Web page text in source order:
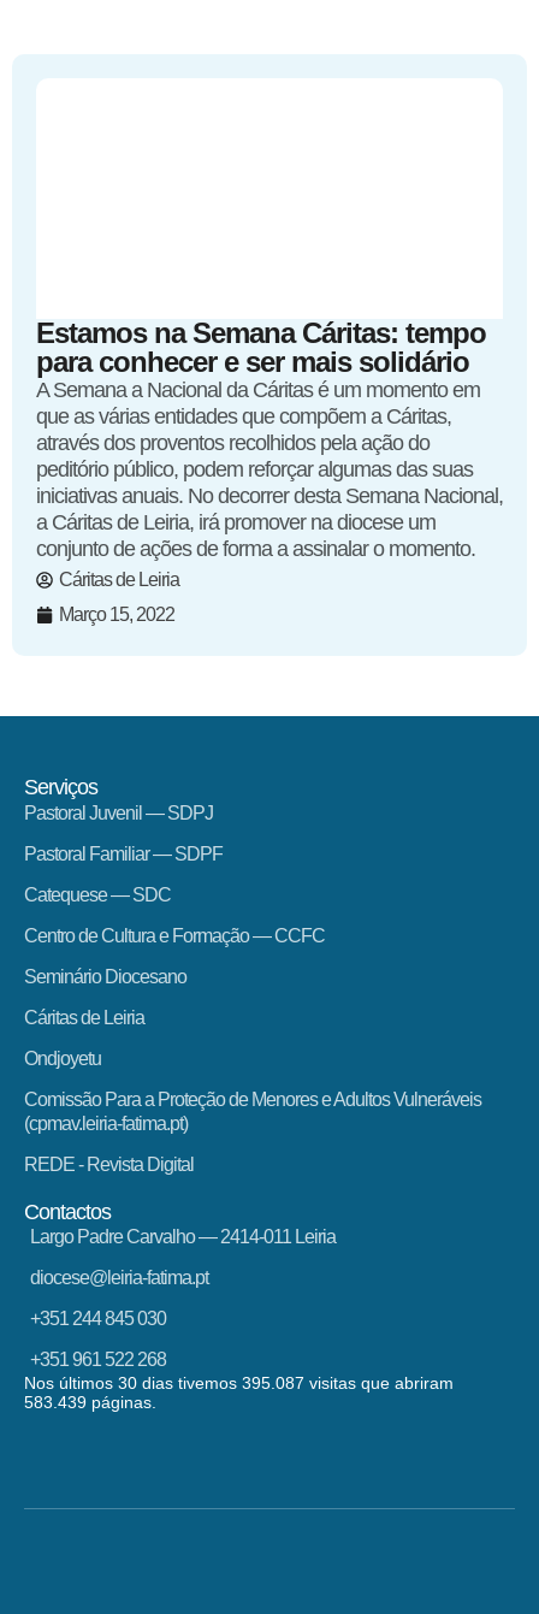
Estamos na Semana Cáritas: tempo
para conhecer e ser mais solidário
A Semana a Nacional da Cáritas é um momento em
que as várias entidades que compõem a Cáritas,
através dos proventos recolhidos pela ação do
peditório público, podem reforçar algumas das suas
iniciativas anuais. No decorrer desta Semana Nacional,
a Cáritas de Leiria, irá promover na diocese um
conjunto de ações de forma a assinalar o momento.
Cáritas de Leiria
Março 15, 2022
Serviços
Pastoral Juvenil — SDPJ
Pastoral Familiar — SDPF
Catequese — SDC
Centro de Cultura e Formação — CCFC
Seminário Diocesano
Cáritas de Leiria
Ondjoyetu
Comissão Para a Proteção de Menores e Adultos Vulneráveis
(cpmav.leiria-fatima.pt)
REDE - Revista Digital
Contactos
Largo Padre Carvalho — 2414-011 Leiria
diocese@leiria-fatima.pt
+351 244 845 030
+351 961 522 268
Nos últimos 30 dias tivemos 395.087 visitas que abriram
583.439 páginas.